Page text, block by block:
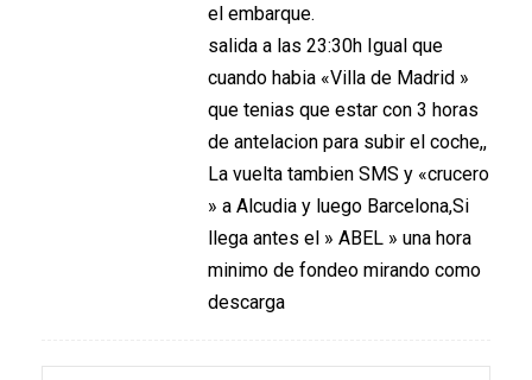
el embarque.
salida a las 23:30h Igual que
cuando habia «Villa de Madrid »
que tenias que estar con 3 horas
de antelacion para subir el coche,,
La vuelta tambien SMS y «crucero
» a Alcudia y luego Barcelona,Si
llega antes el » ABEL » una hora
minimo de fondeo mirando como
descarga